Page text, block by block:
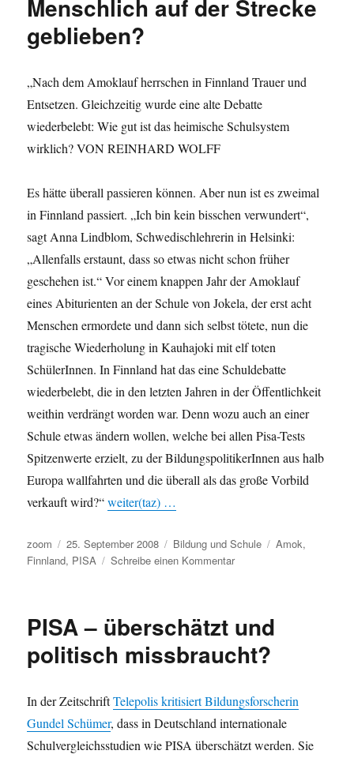
Menschlich auf der Strecke
geblieben?
„Nach dem Amoklauf herrschen in Finnland Trauer und
Entsetzen. Gleichzeitig wurde eine alte Debatte
wiederbelebt: Wie gut ist das heimische Schulsystem
wirklich? VON REINHARD WOLFF
Es hätte überall passieren können. Aber nun ist es zweimal
in Finnland passiert. „Ich bin kein bisschen verwundert“,
sagt Anna Lindblom, Schwedischlehrerin in Helsinki:
„Allenfalls erstaunt, dass so etwas nicht schon früher
geschehen ist.“ Vor einem knappen Jahr der Amoklauf
eines Abiturienten an der Schule von Jokela, der erst acht
Menschen ermordete und dann sich selbst tötete, nun die
tragische Wiederholung in Kauhajoki mit elf toten
SchülerInnen. In Finnland hat das eine Schuldebatte
wiederbelebt, die in den letzten Jahren in der Öffentlichkeit
weithin verdrängt worden war. Denn wozu auch an einer
Schule etwas ändern wollen, welche bei allen Pisa-Tests
Spitzenwerte erzielt, zu der BildungspolitikerInnen aus halb
Europa wallfahrten und die überall als das große Vorbild
verkauft wird?“weiter(taz) …
Autor
zoom
Veröffentlicht
am
25. September 2008 Kategorien
Bildung und Schule Schlagwörter
Amok,
Finnland, PISA Schreibe einen Kommentarzu
Menschlich
der
PISA – überschätzt und
politisch missbraucht?
In der ZeitschriftTelepolis kritisiert Bildungsforscherin
Gundel Schümer, dass in Deutschland internationale
Schulvergleichsstudien wie PISA überschätzt werden. Sie